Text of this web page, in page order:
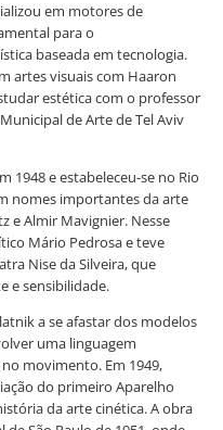
em motores de
para o
baseada em tecnologia.
artes visuais com Haaron
estética com o professor
de Arte de Tel Aviv
1948 e estabeleceu-se no Rio
nomes importantes da arte
e Almir Mavignier. Nesse
Mário Pedrosa e teve
Nise da Silveira, que
e sensibilidade.
a se afastar dos modelos
uma linguagem
movimento. Em 1949,
do primeiro Aparelho
da arte cinética. A obra